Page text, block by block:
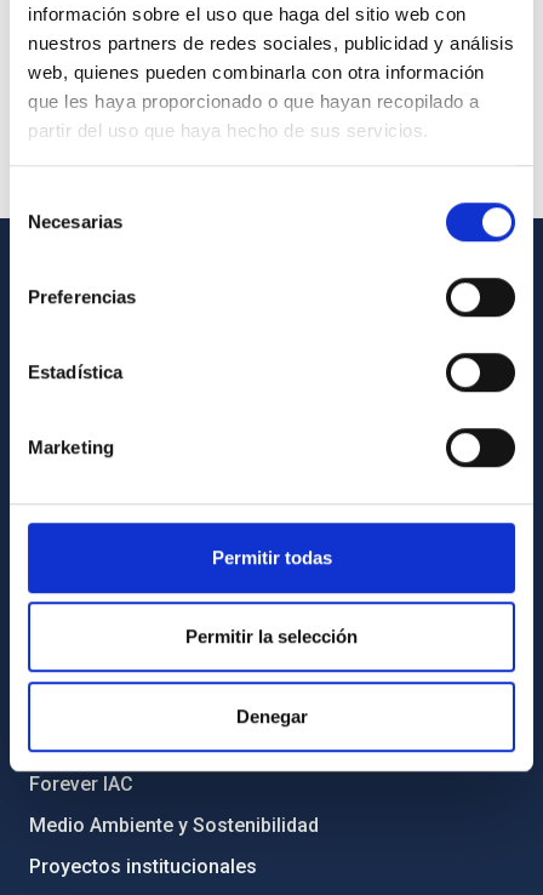
información sobre el uso que haga del sitio web con
nuestros partners de redes sociales, publicidad y análisis
web, quienes pueden combinarla con otra información
que les haya proporcionado o que hayan recopilado a
partir del uso que haya hecho de sus servicios.
Necesarias
Preferencias
Estadística
Marketing
Permitir todas
Permitir la selección
Denegar
INFORMACIÓN GENERAL
Cómo llegar al IAC
Biblioteca
Registro general
INFORMACIÓN INSTITUCIONAL
Igualdad y diversidad de género
Forever IAC
Medio Ambiente y Sostenibilidad
Proyectos institucionales